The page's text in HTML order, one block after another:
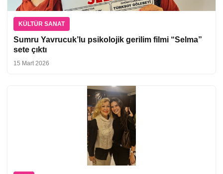
KÜLTÜR SANAT
Sumru Yavrucuk’lu psikolojik gerilim filmi “Selma”
sete çıktı
15 Mart 2026